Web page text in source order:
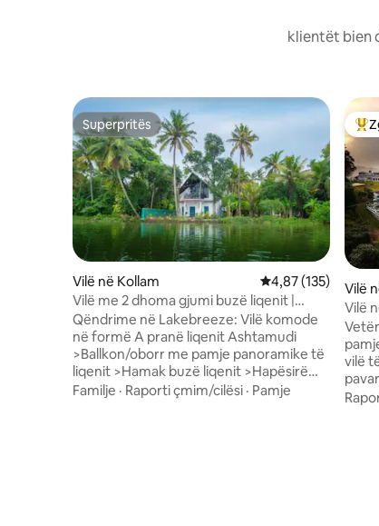
klientët bien
Superpritës
Superpritës
Vilë në Kollam Vlerësimi mesatar
4,87 (135)
Vilë me 2 dhoma gjumi buzë liqenit |
Verandë me strukturë trekëndore |
Barbekju | Hamak
Qëndrime në Lakebreeze: Vilë komode
në formë A pranë liqenit Ashtamudi
>Ballkon/oborr me pamje panoramike të
liqenit >Hamak buzë liqenit >Hapësirë
pune + Wi-Fi 100 Mbps >Komplete çaji
Familje · Raporti çmim/cilësi · Pamje
Më
Vilë
Vilë
Vetëm
vilë
dhe